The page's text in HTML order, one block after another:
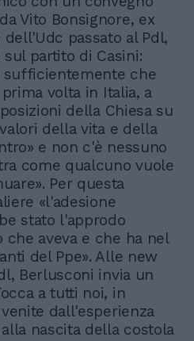
Vito Bonsignore, ex
passato al Pdl,
partito di Casini:
sufficientemente che
volta in Italia, a
della Chiesa su
della vita e della
e non c'è nessuno
come qualcuno vuole
Per questa
«l'adesione
stato l'approdo
aveva e che ha nel
del Ppe». Alle new
Berlusconi invia un
a tutti noi, in
dall'esperienza
nascita della costola